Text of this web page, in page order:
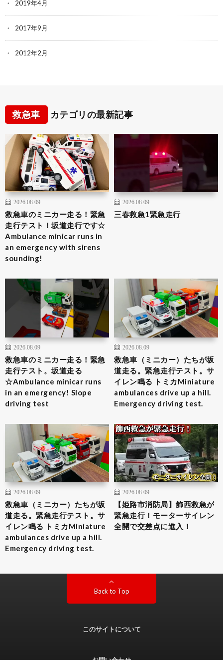
2019年4月
2017年9月
2012年2月
救急車 カテゴリの最新記事
2026.08.09
救急車のミニカー走る！緊急
走行テスト！坂道走行です☆
Ambulance minicar runs in
an emergency with sirens
sounding!
2026.08.09
三春救急1緊急走行
2026.08.09
救急車のミニカー走る！緊急
走行テスト。坂道走る
☆Ambulance minicar runs
in an emergency! Slope
driving test
2026.08.09
救急車（ミニカー）たちが坂
道走る。緊急走行テスト。サ
イレン鳴る トミカMiniature
ambulances drive up a hill.
Emergency driving test.
2026.08.09
救急車（ミニカー）たちが坂
道走る。緊急走行テスト。サ
イレン鳴る トミカMiniature
ambulances drive up a hill.
Emergency driving test.
2026.08.09
【姫路市消防局】飾西救急が
緊急走行！モーターサイレン
全開で交差点に進入！
Back to Top
このサイトについて